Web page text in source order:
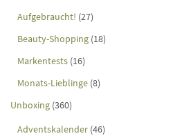
Aufgebraucht! (27)
Beauty-Shopping (18)
Markentests (16)
Monats-Lieblinge (8)
Unboxing (360)
Adventskalender (46)